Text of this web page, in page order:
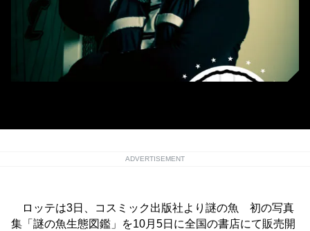
ADVERTISEMENT
ロッテは3日、コスミック出版社より謎の魚 初の写真
集「謎の魚生態図鑑」を10月5日に全国の書店にて販売開